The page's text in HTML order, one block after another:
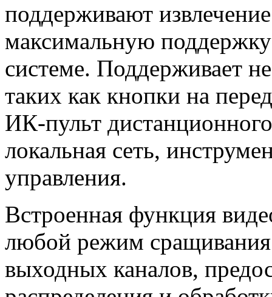
поддерживают
максимальную
системе. Поддерживает
таких как кнопки на
ИК-пульт
локальная сеть,
управления.
Встроенная функция
любой режим
выходных каналов,